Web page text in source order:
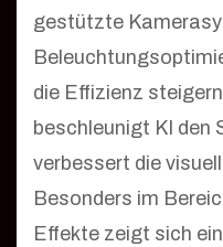
gestützte
die Effizienz
beschleunigt KI den
verbessert die
Besonders im
Effekte zeigt sich